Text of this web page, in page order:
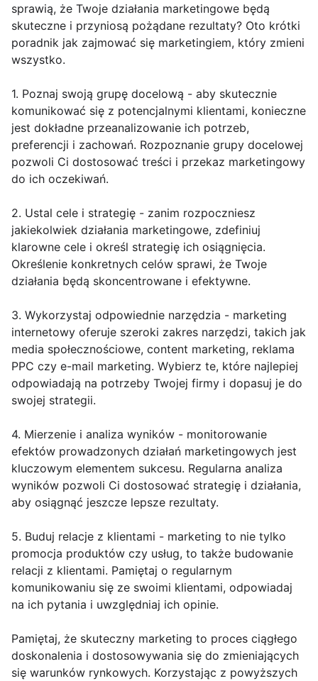
sprawią, że Twoje działania marketingowe będą
skuteczne i przyniosą pożądane rezultaty? Oto krótki
poradnik jak zajmować się marketingiem, który zmieni
wszystko.
1. Poznaj swoją grupę docelową - aby skutecznie
komunikować się z potencjalnymi klientami, konieczne
jest dokładne przeanalizowanie ich potrzeb,
preferencji i zachowań. Rozpoznanie grupy docelowej
pozwoli Ci dostosować treści i przekaz marketingowy
do ich oczekiwań.
2. Ustal cele i strategię - zanim rozpoczniesz
jakiekolwiek działania marketingowe, zdefiniuj
klarowne cele i określ strategię ich osiągnięcia.
Określenie konkretnych celów sprawi, że Twoje
działania będą skoncentrowane i efektywne.
3. Wykorzystaj odpowiednie narzędzia - marketing
internetowy oferuje szeroki zakres narzędzi, takich jak
media społecznościowe, content marketing, reklama
PPC czy e-mail marketing. Wybierz te, które najlepiej
odpowiadają na potrzeby Twojej firmy i dopasuj je do
swojej strategii.
4. Mierzenie i analiza wyników - monitorowanie
efektów prowadzonych działań marketingowych jest
kluczowym elementem sukcesu. Regularna analiza
wyników pozwoli Ci dostosować strategię i działania,
aby osiągnąć jeszcze lepsze rezultaty.
5. Buduj relacje z klientami - marketing to nie tylko
promocja produktów czy usług, to także budowanie
relacji z klientami. Pamiętaj o regularnym
komunikowaniu się ze swoimi klientami, odpowiadaj
na ich pytania i uwzględniaj ich opinie.
Pamiętaj, że skuteczny marketing to proces ciągłego
doskonalenia i dostosowywania się do zmieniających
się warunków rynkowych. Korzystając z powyższych